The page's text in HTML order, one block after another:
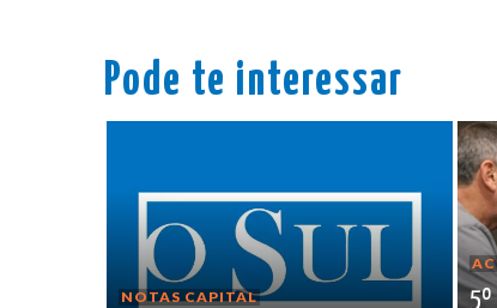
Pode te interessar
NOTAS CAPITAL
5º